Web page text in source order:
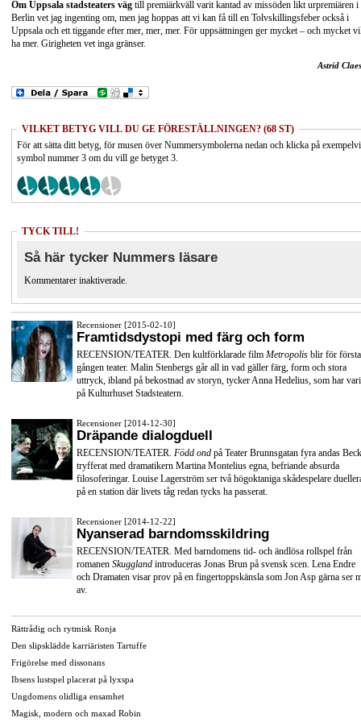
Om Uppsala stadsteaters väg till premiärkväll varit kantad av missöden likt urpremiären i
Berlin vet jag ingenting om, men jag hoppas att vi kan få till en Tolvskillingsfeber också i
Uppsala och ett tiggande efter mer, mer, mer. För uppsättningen ger mycket – och mycket
ha mer. Girigheten vet inga gränser.
Astrid
VILKET BETYG VILL DU GE FÖRESTÄLLNINGEN? (68 ST)
För att sätta ditt betyg, för musen över Nummersymbolerna nedan och klicka på
symbol nummer 3 om du vill ge betyget 3.
TYCK TILL!
Så här tycker Nummers läsare
Kommentarer inaktiverade.
Recensioner [2015-02-10]
Framtidsdystopi med färg och form
RECENSION/TEATER. Den kultförklarade film Metropolis blir för första
gången teater. Malin Stenbergs går all in vad gäller färg, form och stora
uttryck, ibland på bekostnad av storyn, tycker Anna Hedelius, som har
på Kulturhuset Stadsteatern.
Recensioner [2014-12-30]
Dräpande dialogduell
RECENSION/TEATER. Född ond på Teater Brunnsgatan fyra andas
tryfferat med dramatikern Martina Montelius egna, befriande absurda
filosoferingar. Louise Lagerström ser två högoktaniga skådespelare
på en station där livets tåg redan tycks ha passerat.
Recensioner [2014-12-22]
Nyanserad barndomsskildring
RECENSION/TEATER. Med barndomens tid- och ändlösa rollspel från
romanen Skuggland introduceras Jonas Brun på svensk scen. Lena Endre
och Dramaten visar prov på en fingertoppskänsla som Jon Asp gärna ser
av.
Rättrådig och rytmisk Ronja
Den slipsklädde karriäristen Tartuffe
Frigörelse med dissonans
Ibsens lustspel placerat på lyxspa
Ungdomens olidliga ensamhet
Magisk, modern och maxad Robin